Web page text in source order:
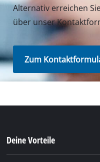
Alternativ erreichen
über unser
Zum
Deine Vorteile